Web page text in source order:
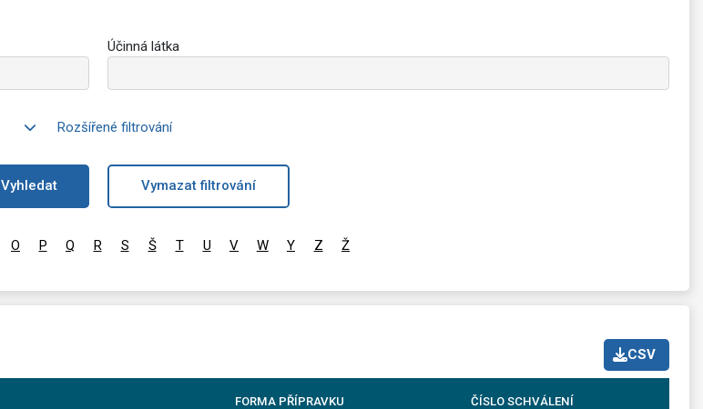
Účinná látka
Rozšířené filtrování
Vyhledat Vymazat filtrování
O P Q R S Š T U V W Y Z Ž
CSV
FORMA PŘÍPRAVKU ČÍSLO SCHVÁLENÍ